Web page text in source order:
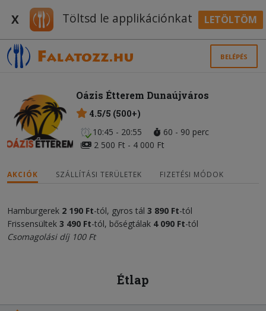
X Töltsd le applikációnkat LETÖLTÖM
BELÉPÉS
Oázis Étterem Dunaújváros
4.5/5 (500+)
10:45 - 20:55
60 - 90 perc
2 500 Ft - 4 000 Ft
AKCIÓK SZÁLLÍTÁSI TERÜLETEK FIZETÉSI MÓDOK
Hamburgerek 2 190 Ft-tól, gyros tál 3 890 Ft-tól
Frissensültek 3 490 Ft-tól, bőségtálak 4 090 Ft-tól
Csomagolási díj 100 Ft
Étlap